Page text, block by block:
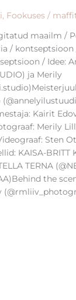
, Fookuses /
maailm /
/ kontseptsioon
/ Idee:
ja Merily
Kairit
Merily
Sten
KAISA-BRITT
TERNA
the